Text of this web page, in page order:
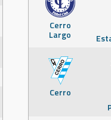
Cerro
Largo
Cerro